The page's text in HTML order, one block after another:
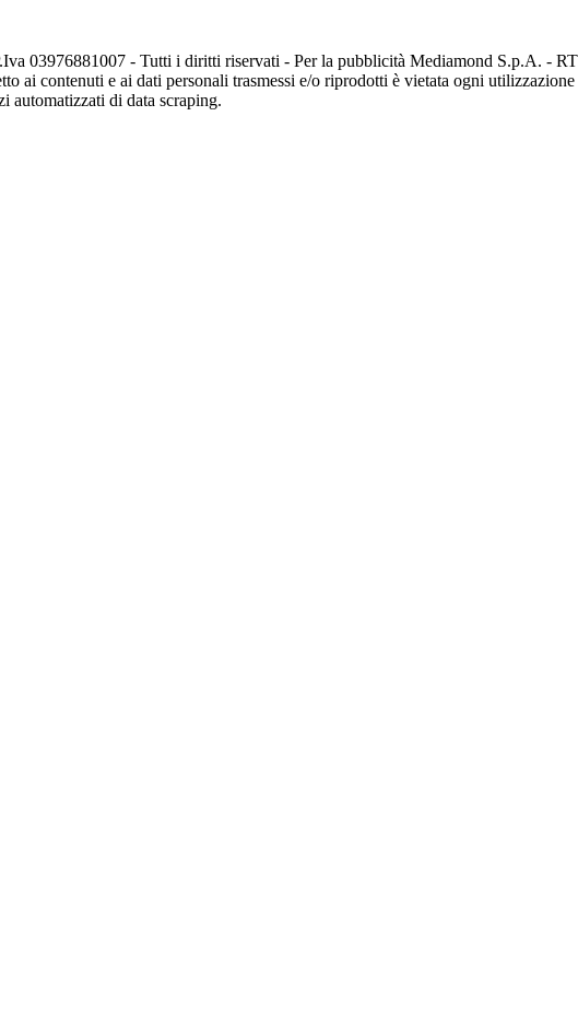
03976881007 - Tutti i diritti riservati - Per la pubblicità Mediamond S.p.A. -
ai contenuti e ai dati personali trasmessi e/o riprodotti è vietata ogni
automatizzati di data scraping.